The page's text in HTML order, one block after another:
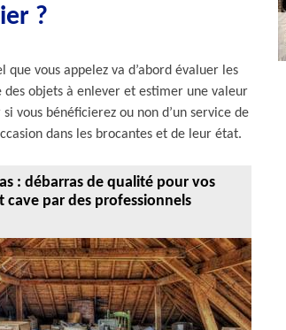
?
vous appelez va d’abord évaluer les
objets à enlever et estimer une valeur
vous bénéficierez ou non d’un service de
dans les brocantes et de leur état.
: débarras de qualité pour vos
cave par des professionnels